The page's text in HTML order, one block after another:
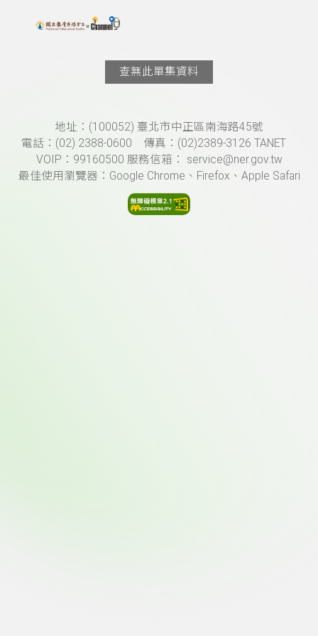
上方功能區塊
搜尋關鍵字：可輸入節目名稱、主持人或關鍵字
查無此單集資料
頁尾資訊地址：(100052) 臺北市中正區南海路45號
電話：(02) 2388-0600 傳真：(02)2389-3126 TANET
VOIP：99160500 服務信箱： service@ner.gov.tw
最佳使用瀏覽器：Google Chrome、Firefox、Apple Safari